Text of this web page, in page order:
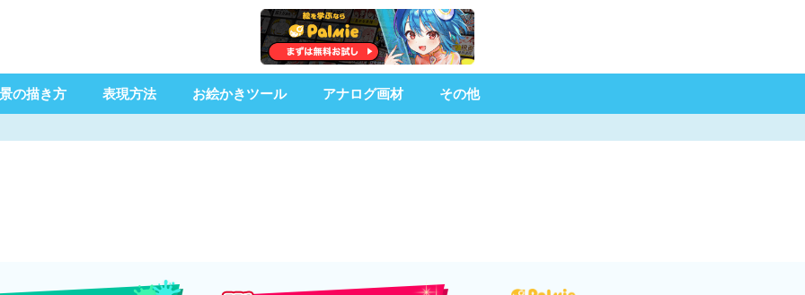
の描き方 表現方法 お絵かきツール アナログ画材 その他